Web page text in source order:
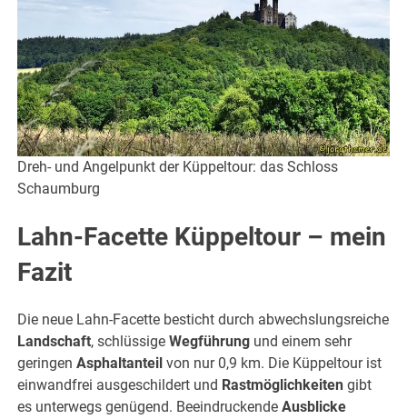
Dreh- und Angelpunkt der Küppeltour: das Schloss
Schaumburg
Lahn-Facette Küppeltour – mein
Fazit
Die neue Lahn-Facette besticht durch abwechslungsreiche
Landschaft, schlüssigeWegführung und einem sehr
geringenAsphaltanteil von nur 0,9 km. Die Küppeltour ist
einwandfrei ausgeschildert und Rastmöglichkeiten gibt
es unterwegs genügend. BeeindruckendeAusblicke